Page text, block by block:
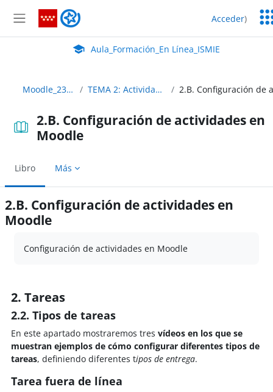
Panel lateral
Aula_Formación_En Línea_ISMIE Acceder)
Aula Virtual de EducaMadrid:
Aula_Formación_En Línea_ISMIE
Moodle_2324_Abierto TEMA 2: Actividades y evaluación
2.B. Configuración de actividades en
Moodle
Libro Más
2.B. Configuración de actividades en
Moodle
Configuración de actividades en Moodle
2. Tareas
2.2. Tipos de tareas
En este apartado mostraremos tres vídeos en los que se
muestran ejemplos de cómo configurar diferentes tipos de
tareas, definiendo diferentes tipos de entrega.
Tarea fuera de línea